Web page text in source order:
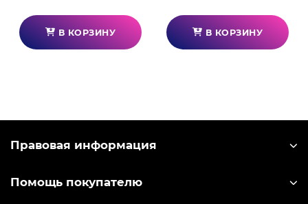
В КОРЗИНУ В КОРЗИНУ
Правовая информация
Помощь покупателю